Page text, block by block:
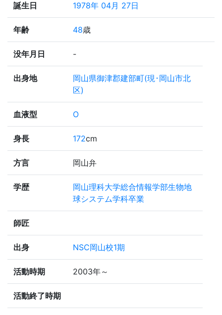
誕生日 1978年 04月 27日
年齢 48歳
没年月日 -
出身地
岡山県御津郡建部町(現･岡山市北
区)
血液型 O
身長 172cm
方言 岡山弁
学歴
岡山理科大学総合情報学部生物地
球システム学科卒業
師匠
出身 NSC岡山校1期
活動時期 2003年～
活動終了時期